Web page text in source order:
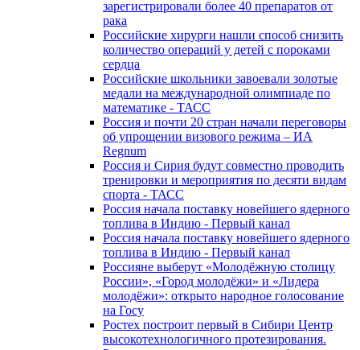
зарегистрировали более 40 препаратов от
рака
Российские хирурги нашли способ снизить
количество операций у детей с пороками
сердца
Российские школьники завоевали золотые
медали на международной олимпиаде по
математике - ТАСС
Россия и почти 20 стран начали переговоры
об упрощении визового режима – ИА
Regnum
Россия и Сирия будут совместно проводить
тренировки и мероприятия по десяти видам
спорта - ТАСС
Россия начала поставку новейшего ядерного
топлива в Индию - Первый канал
Россия начала поставку новейшего ядерного
топлива в Индию - Первый канал
Россияне выберут «Молодёжную столицу
России», «Город молодёжи» и «Лидера
молодёжи»: открыто народное голосование
на Госу
Ростех построит первый в Сибири Центр
высокотехнологичного протезирования.